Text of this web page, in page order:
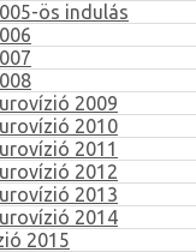
ös indulás
2009
2010
2011
2012
2013
2014
2015